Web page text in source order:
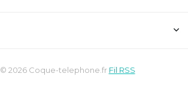
© 2026 Coque-telephone.fr Fil RSS